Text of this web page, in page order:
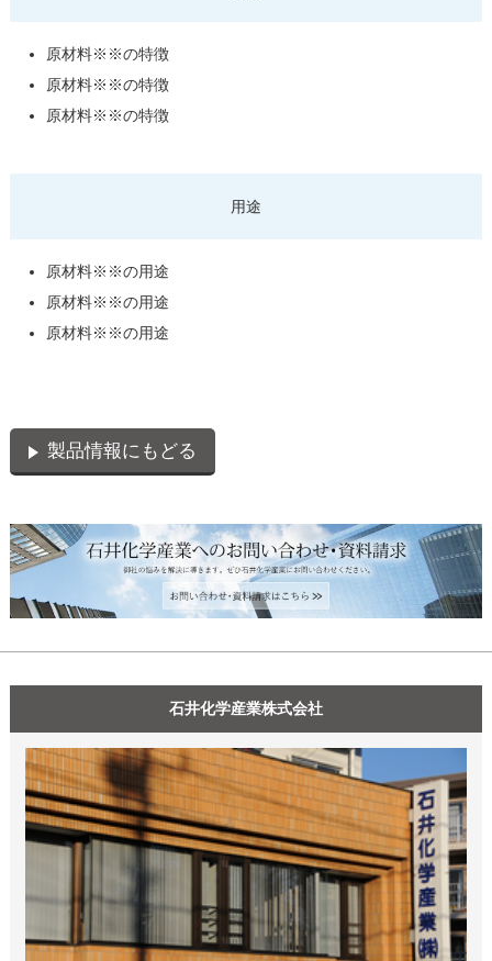
原材料※※の特徴
原材料※※の特徴
原材料※※の特徴
用途
原材料※※の用途
原材料※※の用途
原材料※※の用途
製品情報にもどる
石井化学産業株式会社